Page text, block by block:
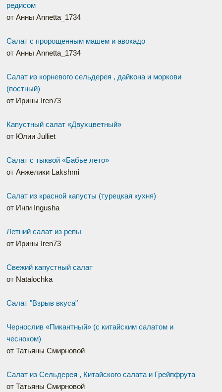
редисом
от Анны Annetta_1734
Салат с пророщенным машем и авокадо
от Анны Annetta_1734
Салат из корневого сельдерея , дайкона и моркови
(постный)
от Ирины Iren73
Капустный салат «Двухцветный»
от Юлии Julliet
Салат с тыквой «Бабье лето»
от Анжелики Lakshmi
Салат из красной капусты (турецкая кухня)
от Инги Ingusha
Летний салат из репы
от Ирины Iren73
Свежий капустный салат
от Natalochka
Салат "Взрыв вкуса"
Чернослив «Пикантный» (с китайским салатом и
чесноком)
от Татьяны Смирновой
Салат из Сельдерея , Китайского салата и Грейпфрута
от Татьяны Смирновой